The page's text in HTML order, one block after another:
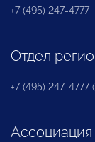
+7 (495) 247-4777
Отдел
+7 (495) 247-4777